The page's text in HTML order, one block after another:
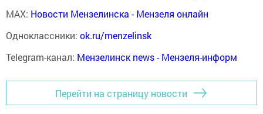
MAX: Новости Мензелинска - Мензеля онлайн
Одноклассники: ok.ru/menzelinsk
Telegram-канал: Мензелинск news - Мензеля-информ
Перейти на страницу новости